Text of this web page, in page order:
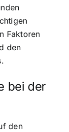
Faktoren
den
bei der
den